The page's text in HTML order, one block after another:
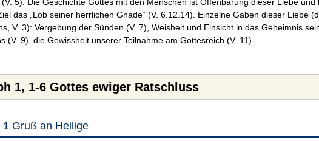
das „Lob seiner herrlichen Gnade“ (V. 6.12.14). Einzelne Gaben dieser Liebe
V. 3): Vergebung der Sünden (V. 7), Weisheit und Einsicht in das Geheimnis
(V. 9), die Gewissheit unserer Teilnahme am Gottesreich (V. 11).
1, 1-6 Gottes ewiger Ratschluss
1 Gruß an Heilige